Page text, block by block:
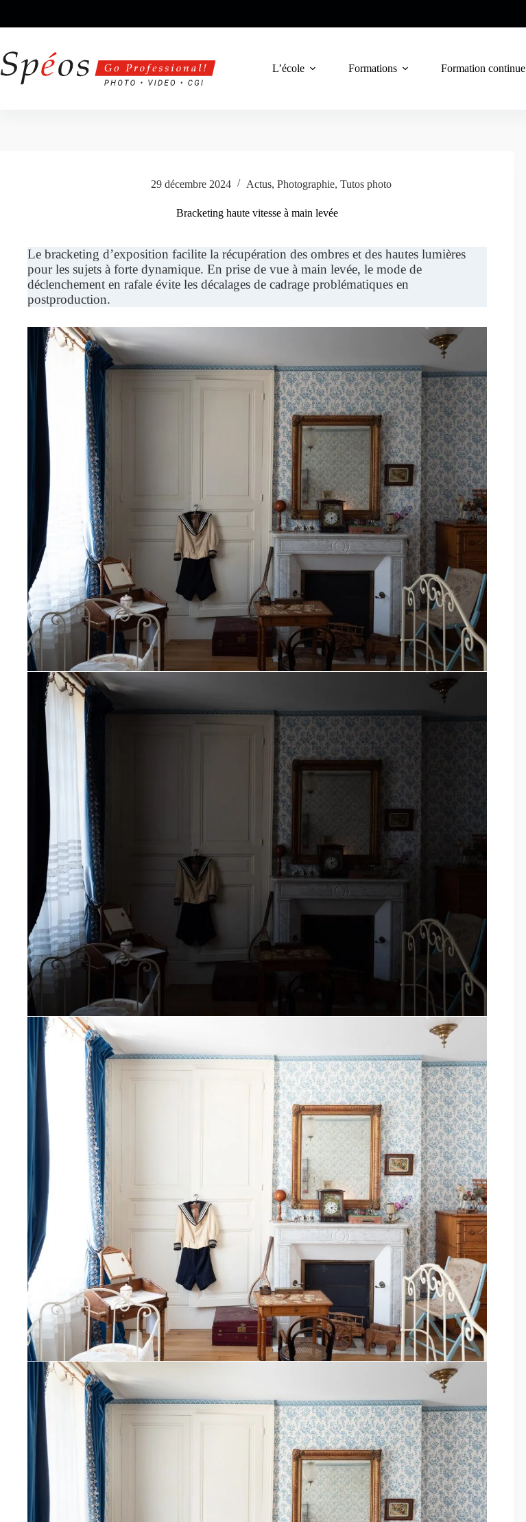
contenu
L’école Formations Formation continue
29 décembre 2024 Actus, Photographie, Tutos photo
Bracketing haute vitesse à main levée
Le bracketing d’exposition facilite la récupération des ombres et des hautes lumières
pour les sujets à forte dynamique. En prise de vue à main levée, le mode de
déclenchement en rafale évite les décalages de cadrage problématiques en
postproduction.